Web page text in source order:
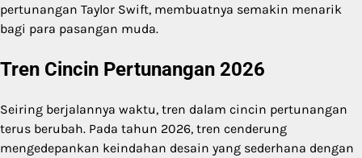
pertunangan Taylor Swift, membuatnya semakin menarik
bagi para pasangan muda.
Tren Cincin Pertunangan 2026
Seiring berjalannya waktu, tren dalam cincin pertunangan
terus berubah. Pada tahun 2026, tren cenderung
mengedepankan keindahan desain yang sederhana dengan